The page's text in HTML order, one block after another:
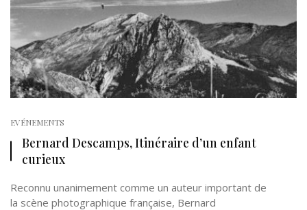
EVÉNEMENTS
Bernard Descamps, Itinéraire d’un enfant
curieux
Reconnu unanimement comme un auteur important de
la scène photographique française, Bernard